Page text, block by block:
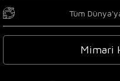
Tüm
Mimari